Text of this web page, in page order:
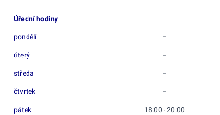
Úřední hodiny
pondělí –
úterý –
středa –
čtvrtek –
pátek 18:00 - 20:00